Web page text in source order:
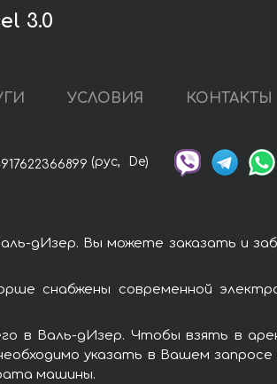
3.0
УСЛОВИЯ КОНТАКТЫ
(рус, De)
дИзер. Вы можете заказать и
снабжены современной
в Валь-дИзер. Чтобы взять в
указать в Вашем
машины.